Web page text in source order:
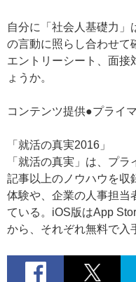
自分に「社会人基礎力」
の言動に照らし合わせて
エントリーシート、面接
ょうか。
コンテンツ提供●プライ
「就活の真実2016」
「就活の真実」は、プ
記事以上のノウハウを収
体験や、企業の人事担当
ている。iOS版はApp
から、それぞれ無料で入